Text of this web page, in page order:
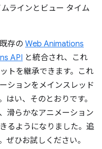
ラインとビュー タイム
存の Web Animations
API と統合され、これ
トを継承できます。これ
ションをメインスレッド
はい、そのとおりです。
滑らかなアニメーション
るようになりました。追
ぜひお試しください。